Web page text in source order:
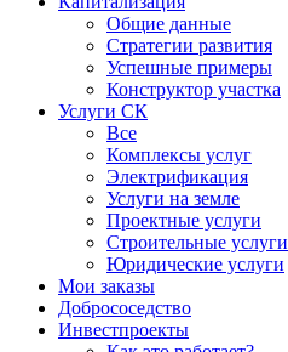
Общие данные
Стратегии развития
Успешные примеры
Конструктор участка
Услуги СК
Все
Комплексы услуг
Электрификация
Услуги на земле
Проектные услуги
Строительные услуги
Юридические услуги
Мои заказы
Добрососедство
Инвестпроекты